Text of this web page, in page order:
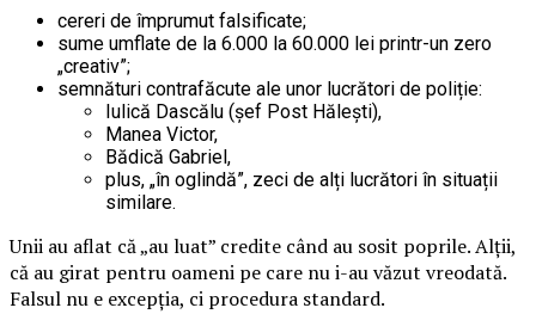
cereri de împrumut falsificate;
sume umflate de la 6.000 la 60.000 lei printr-un zero
„creativ”;
semnături contrafăcute ale unor lucrători de poliție:
Iulică Dascălu (șef Post Hălești),
Manea Victor,
Bădică Gabriel,
plus, „în oglindă”, zeci de alți lucrători în situații
similare.
Unii au aflat că „au luat” credite când au sosit poprile. Alții,
că au girat pentru oameni pe care nu i-au văzut vreodată.
Falsul nu e excepția, ci procedura standard.